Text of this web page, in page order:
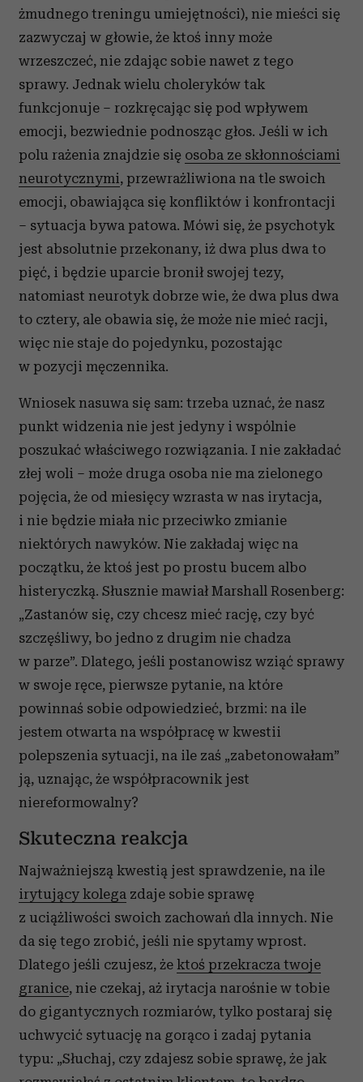
żmudnego treningu umiejętności), nie mieści się
zazwyczaj w głowie, że ktoś inny może
wrzeszczeć, nie zdając sobie nawet z tego
sprawy. Jednak wielu choleryków tak
funkcjonuje – rozkręcając się pod wpływem
emocji, bezwiednie podnosząc głos. Jeśli w ich
polu rażenia znajdzie się osoba ze skłonnościami
neurotycznymi, przewrażliwiona na tle swoich
emocji, obawiająca się konfliktów i konfrontacji
– sytuacja bywa patowa. Mówi się, że psychotyk
jest absolutnie przekonany, iż dwa plus dwa to
pięć, i będzie uparcie bronił swojej tezy,
natomiast neurotyk dobrze wie, że dwa plus dwa
to cztery, ale obawia się, że może nie mieć racji,
więc nie staje do pojedynku, pozostając
w pozycji męczennika.
Wniosek nasuwa się sam: trzeba uznać, że nasz
punkt widzenia nie jest jedyny i wspólnie
poszukać właściwego rozwiązania. I nie zakładać
złej woli – może druga osoba nie ma zielonego
pojęcia, że od miesięcy wzrasta w nas irytacja,
i nie będzie miała nic przeciwko zmianie
niektórych nawyków. Nie zakładaj więc na
początku, że ktoś jest po prostu bucem albo
histeryczką. Słusznie mawiał Marshall Rosenberg:
„Zastanów się, czy chcesz mieć rację, czy być
szczęśliwy, bo jedno z drugim nie chadza
w parze”. Dlatego, jeśli postanowisz wziąć sprawy
w swoje ręce, pierwsze pytanie, na które
powinnaś sobie odpowiedzieć, brzmi: na ile
jestem otwarta na współpracę w kwestii
polepszenia sytuacji, na ile zaś „zabetonowałam”
ją, uznając, że współpracownik jest
niereformowalny?
Skuteczna reakcja
Najważniejszą kwestią jest sprawdzenie, na ile
irytujący kolega zdaje sobie sprawę
z uciążliwości swoich zachowań dla innych. Nie
da się tego zrobić, jeśli nie spytamy wprost.
Dlatego jeśli czujesz, że ktoś przekracza twoje
granice, nie czekaj, aż irytacja narośnie w tobie
do gigantycznych rozmiarów, tylko postaraj się
uchwycić sytuację na gorąco i zadaj pytania
typu: „Słuchaj, czy zdajesz sobie sprawę, że jak